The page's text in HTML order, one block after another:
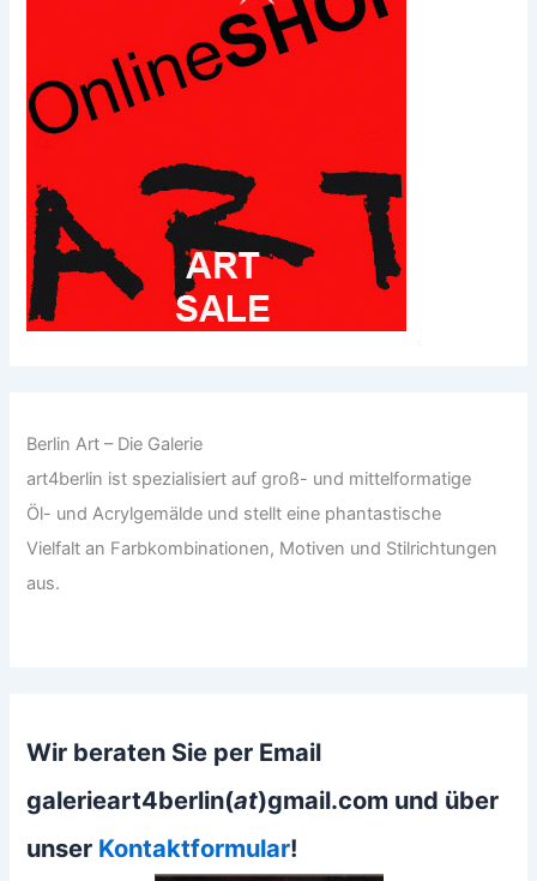
Berlin Art – Die Galerie
art4berlin ist spezialisiert auf groß- und mittelformatige
Öl- und Acrylgemälde und stellt eine phantastische
Vielfalt an Farbkombinationen, Motiven und Stilrichtungen
aus.
Wir beraten Sie per Email
galerieart4berlin(at)gmail.com und über
unser Kontaktformular!